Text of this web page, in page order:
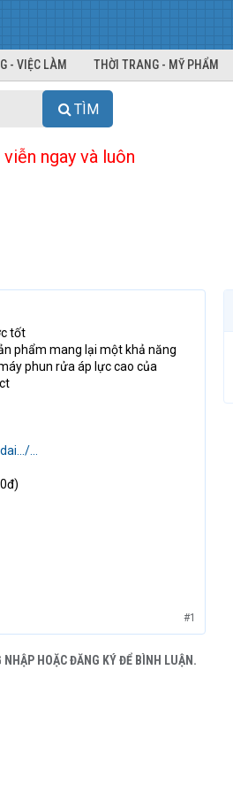
- VIỆC LÀM THỜI TRANG - MỸ PHẨM
TÌM
ngay và luôn
tốt
phẩm mang lại một khả năng
phun rửa áp lực cao của
...
#1
NHẬP HOẶC ĐĂNG KÝ ĐỂ BÌNH LUẬN.